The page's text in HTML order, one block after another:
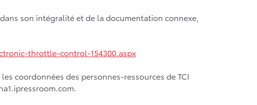
son intégralité et de la documentation connexe,
throttle-control-154300.aspx
coordonnées des personnes-ressources de TCI